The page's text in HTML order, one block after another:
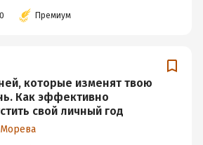
Премиум
которые изменят твою
Как эффективно
свой личный год